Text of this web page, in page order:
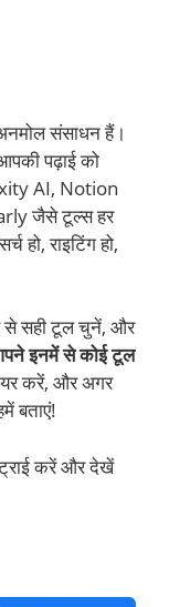
संसाधन हैं।
पढ़ाई को
AI, Notion
जैसे टूल्स हर
हो, राइटिंग हो,
से सही टूल चुनें, और
इनमें से कोई टूल
करें, और अगर
बताएं!
करें और देखें